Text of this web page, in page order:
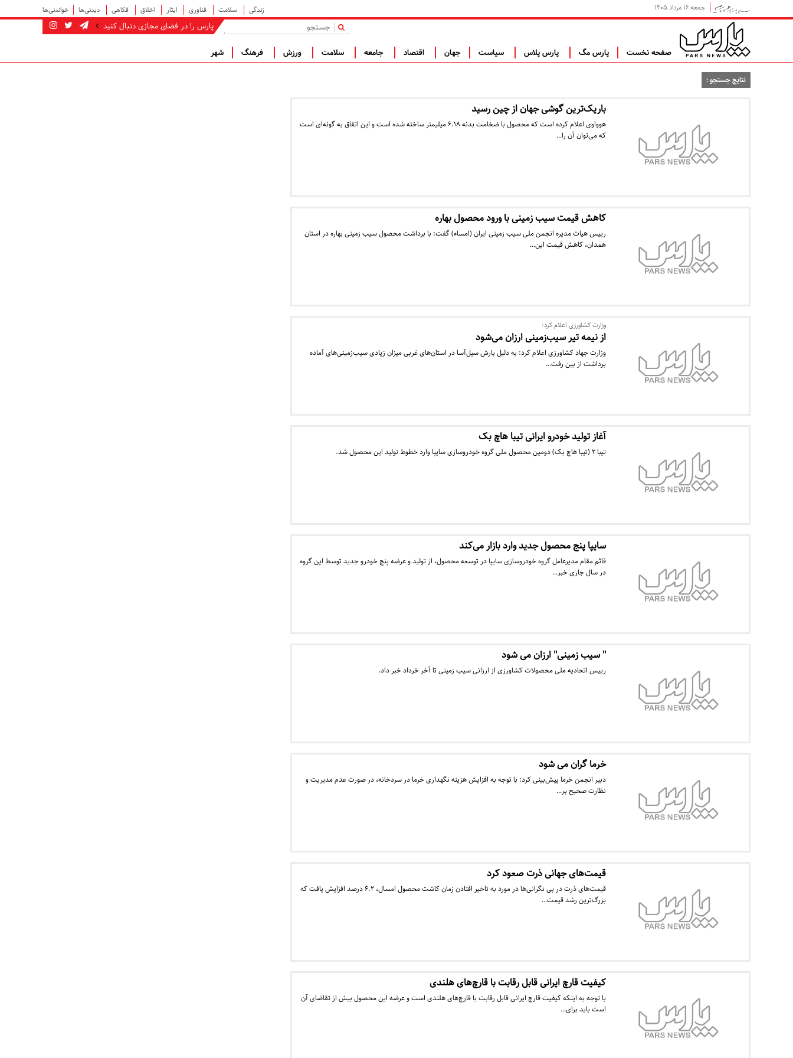
جمعه ۱۶ مرداد ۱۴۰۵ زندگی سلامت فناوری ایثار اخلاق فکاهی دیدنی‌ها خواندنی‌ها
پارس را در فضای مجازی دنبال کنید |
صفحه نخست پارس مگ پارس پلاس سیاست جهان اقتصاد جامعه سلامت ورزش فرهنگ شهر
نتایج جستجو :
باریک‌ترین گوشی جهان از چین رسید
هوواوی اعلام کرده است که محصول با ضخامت بدنه ۶.۱۸ میلیمتر ساخته شده است و این اتفاق به گونه‌ای است
که می‌توان آن را…
کاهش قیمت سیب زمینی با ورود محصول بهاره
رییس هیات مدیره انجمن ملی سیب زمینی ایران (امساء) گفت: با برداشت محصول سیب زمینی بهاره در استان
همدان، کاهش قیمت این…
وزارت کشاورزی اعلام کرد:
از نیمه تیر سیب‌زمینی ارزان می‌شود
وزارت جهاد کشاورزی اعلام کرد: به دلیل بارش سیل‌آسا در استان‌های غربی میزان زیادی سیب‌زمینی‌های آماده
برداشت از بین رفت…
آغاز تولید خودرو ایرانى تیبا هاچ بک
تیبا ۲ (تیبا هاچ بک) دومین محصول ملى گروه خودروسازى سایپا وارد خطوط تولید این محصول شد.
سایپا پنج محصول جدید وارد بازار می‌کند
قائم مقام مدیرعامل گروه خودروسازی سایپا در توسعه محصول، از تولید و عرضه پنج خودرو جدید توسط این گروه
در سال جاری خبر…
" سیب زمینی" ارزان می شود
رییس اتحادیه ملی محصولات کشاورزی از ارزانی سیب زمینی تا آخر خرداد خبر داد.
خرما گران می شود
دبیر انجمن خرما پیش‌بینی کرد: با توجه به افزایش هزینه نگهداری خرما در سردخانه، در صورت عدم مدیریت و
نظارت صحیح بر…
قیمت‌های جهانی ذرت صعود کرد
قیمت‌های ذرت در پی نگرانی‌ها در مورد به تاخیر افتادن زمان کاشت محصول امسال، ۶.۲ درصد افزایش یافت که
بزرگ‌ترین رشد قیمت…
کیفیت قارچ ایرانی قابل رقابت با قارچ‌های هلندی
با توجه به اینکه کیفیت قارچ ایرانی قابل رقابت با قارچ‌های هلندی است و عرضه این محصول بیش از تقاضای آن
است باید برای…